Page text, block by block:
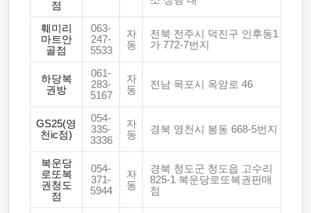
점
훼미리
마트안
골점
063-
247-
5533
자
동
전북 전주시 덕진구 인후동1
가 772-7번지
하당복
권방
061-
283-
5167
자
동
전남 목포시 옥암로 46
GS25(영
천ic점)
054-
335-
3336
자
동
경북 영천시 봉동 668-5번지
복운당
로또복
권청도
점
054-
371-
5944
자
동
경북 청도군 청도읍 고수리
825-1 복운당로또복권판매
점